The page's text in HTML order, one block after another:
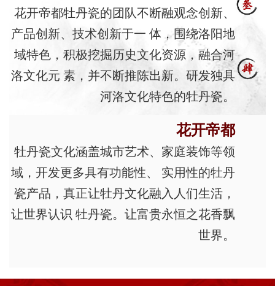
花开帝都牡丹瓷的团队不断融观念创新、
产品创新、技术创新于一 体，围绕洛阳地
域特色，积极挖掘历史文化资源，融合河
洛文化元 素，并不断推陈出新。研发独具
河洛文化特色的牡丹瓷。
花开帝都
牡丹瓷文化涵盖城市艺术、家庭装饰等领
域，开发更多具有功能性、 实用性的牡丹
瓷产品，真正让牡丹文化融入人们生活，
让世界认识 牡丹瓷。让富贵永恒之花香飘
世界。